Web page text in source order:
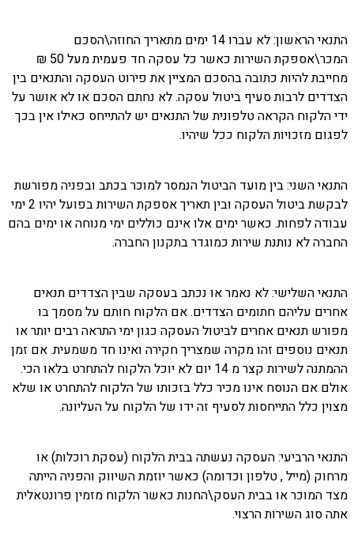
התנאי הראשון: לא עברו 14 ימים מתאריך החוזה\הסכם
המכר\אספקת השירות כאשר כל עסקה חד פעמית מעל 50 ₪
מחייבת להיות כתובה בהסכם המציין את פירוט העסקה והתנאים בין
הצדדים לרבות סעיף ביטול עסקה. לא נחתם הסכם או לא אושר על
ידי הלקוח הקראה טלפונית של התנאים יש להתייחס כאילו אין בכך
לפגום מזכויות הלקוח ככל שיהיו.
התנאי השני: בין מועד הביטול הנמסר למוכר בכתב ובפניה מפורשת
לבקשת ביטול העסקה ובין תאריך אספקת השירות בפועל יהיו 2 ימי
עבודה לפחות. כאשר ימים אלו אינם כוללים ימי מנוחה או ימים בהם
החברה לא נותנת שירות כמוגדר בתקנון החברה.
התנאי השלישי: לא נאמר או נכתב בעסקה שבין הצדדים תנאים
אחרים עליהם חתומים הצדדים. אם הלקוח חותם על מסמך בו
מפורש תנאים אחרים לביטול העסקה כגון ימי התראה רבים יותר או
תנאים נוספים זהו מקרה שמצריך חקירה ואינו חד משמעית. אם זמן
ההמתנה לשירות קצר מ 14 יום לא יוכל הלקוח להתחרט בלאו הכי.
אולם אם הנוסח אינו מכיר כלל בזכותו של הלקוח להתחרט או שלא
מצוין כלל התייחסות לסעיף זה ידו של הלקוח על העליונה.
התנאי הרביעי: העסקה נעשתה בבית הלקוח (עסקת רוכלות) או
מרחוק (מייל , טלפון וכדומה) כאשר יוזמת השיווק והפניה הייתה
מצד המוכר או בבית העסק\החנות כאשר הלקוח מזמין פרונטאלית
אתה סוג השירות הרצוי.